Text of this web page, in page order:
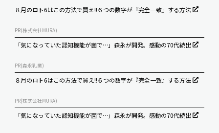
８月のロト6はこの方法で買え!!６つの数字が『完全一致』する方法
PR(株式会社MURA)
「気になっていた認知機能が菌で…」森永が開発。感動の70代続出
PR(森永乳業)
８月のロト6はこの方法で買え!!６つの数字が『完全一致』する方法
PR(株式会社MURA)
「気になっていた認知機能が菌で…」森永が開発。感動の70代続出